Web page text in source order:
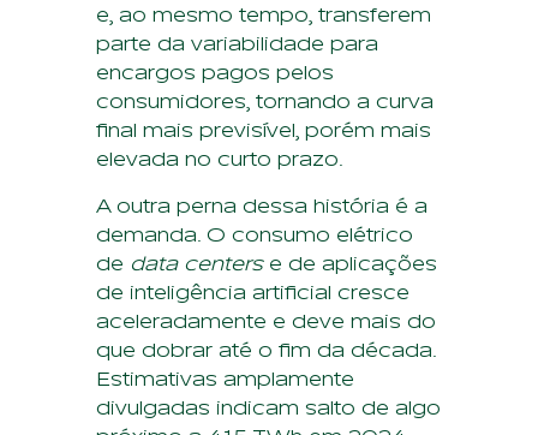
e, ao mesmo tempo, transferem
parte da variabilidade para
encargos pagos pelos
consumidores, tornando a curva
final mais previsível, porém mais
elevada no curto prazo.
A outra perna dessa história é a
demanda. O consumo elétrico
de data centers e de aplicações
de inteligência artificial cresce
aceleradamente e deve mais do
que dobrar até o fim da década.
Estimativas amplamente
divulgadas indicam salto de algo